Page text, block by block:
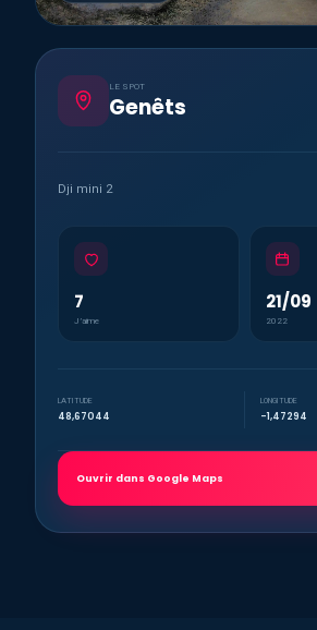
LE SPOT
Genêts
Dji mini 2
7
J’aime
21/09
2022
LATITUDE
48,67044
LONGITUDE
-1,47294
Ouvrir dans Google Maps